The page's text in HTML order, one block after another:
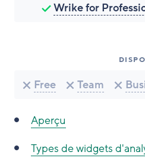
Wrike for
Free Team
Aperçu
Types de widgets